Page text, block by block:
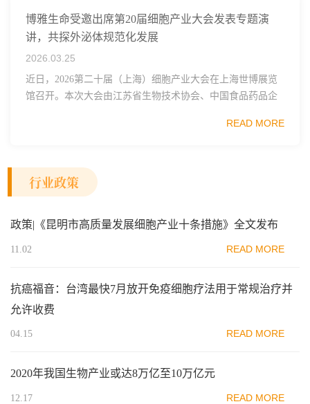
博雅生命受邀出席第20届细胞产业大会发表专题演
讲，共探外泌体规范化发展
2026.03.25
近日，2026第二十届（上海）细胞产业大会在上海世博展览
馆召开。本次大会由江苏省生物技术协会、中国食品药品企
范区生物医药行业协会、瑞士日内瓦长寿科学...
READ MORE
行业政策
政策|《昆明市高质量发展细胞产业十条措施》全文发布
11.02 READ MORE
抗癌福音：台湾最快7月放开免疫细胞疗法用于常规治疗并
允许收费
04.15 READ MORE
2020年我国生物产业或达8万亿至10万亿元
12.17 READ MORE